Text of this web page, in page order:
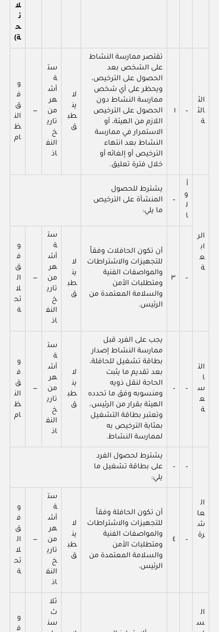
لا
ئ
ح
ة)
الث
الث
ة
– ١
تقتصر ممارسة النشاط
على الشخص بعد
الحصول على الترخيص،
ويحظر على أي شخص
ممارسة النشاط دون
الحصول على الترخيص
اللازم من الهيئة، أو
الاستمرار في ممارسة
النشاط بعد انتهاء
الترخيص أو إلغائه أو
خلال فترة تعليق.
لا
ين
طب
ق
ست
ة
أش
هر
من
تاري
خ
النف
اذ
—
و
ف
ق
الن
ظ
ام
الر
اب
ع
ة
أ
و
ل
ا
–
يشترط للحصول
المنشأة على الترخيص
ما يلي:
– ٣
أن تكون الحافلات وفقاً
للتجهيزات والاشتراطات
والمواصفات الفنية
ومتطلبات الأمن
والسلامة المعتمدة من
الرئيس.
لا
ين
طب
ق
ست
ة
أش
هر
من
تاري
خ
النف
اذ
—
و
ف
ق
ال
لا
ئح
ة
الت
ا
س
ع
ة
–
–
يجب على الفرد قبل
ممارسة النشاط إصدار
بطاقة تشغيل للحافلة،
بعد تقديم ما يثبت
الحاجة لنقل ذويه
ومنسوبه وفق ما تحدده
الهيئة بقرار من الرئيس،
وتعتبر بطاقة التشغيل
بمثابة الترخيص به
لممارسة النشاط.
لا
ين
طب
ق
ست
ة
أش
هر
من
تاري
خ
النف
اذ
—
و
ف
ق
الن
ظ
ام
ال
عا
ش
رة
–
–
يشترط لحصول الفرد
على بطاقة تشغيل ما
يلي:
– ٤
أن تكون الحافلة وفقاً
للتجهيزات والاشتراطات
والمواصفات الفنية
ومتطلبات الأمن
والسلامة المعتمدة من
الرئيس.
لا
ين
طب
ق
ست
ة
أش
هر
من
تاري
خ
النف
اذ
—
و
ف
ق
ال
لا
ئح
ة
ال
س
ثلا
ث
سن
و
ف